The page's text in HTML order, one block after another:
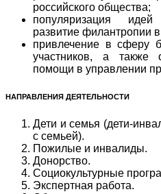
российского общества;
популяризация идей
развитие филантропии
привлечение в сферу
участников, а также
помощи в управлении
НАПРАВЛЕНИЯ ДЕЯТЕЛЬНОСТИ
Дети и семья (дети-
с семьей).
Пожилые и инвалиды.
Донорство.
Социокультурные
Экспертная работа.